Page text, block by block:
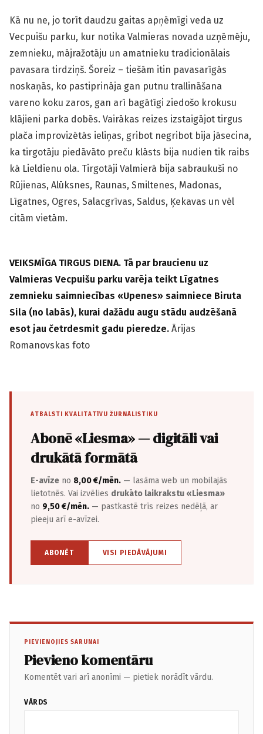
Kā nu ne, jo torīt daudzu gaitas apņēmīgi veda uz
Vecpuišu parku, kur notika Valmieras novada uzņēmēju,
zemnieku, mājražotāju un amatnieku tradicionālais
pavasara tirdziņš. Šoreiz – tiešām itin pavasarīgās
noskaņās, ko pastiprināja gan putnu trallināšana
vareno koku zaros, gan arī bagātīgi ziedošo krokusu
klājieni parka dobēs. Vairākas reizes izstaigājot tirgus
plača improvizētās ieliņas, gribot negribot bija jāsecina,
ka tirgotāju piedāvāto preču klāsts bija nudien tik raibs
kā Lieldienu ola. Tirgotāji Valmierā bija sabraukuši no
Rūjienas, Alūksnes, Raunas, Smiltenes, Madonas,
Līgatnes, Ogres, Salacgrīvas, Saldus, Ķekavas un vēl
citām vietām.
VEIKSMĪGA TIRGUS DIENA. Tā par braucienu uz
Valmieras Vecpuišu parku varēja teikt Līgatnes
zemnieku saimniecības «Upenes» saimniece Biruta
Sila (no labās), kurai dažādu augu stādu audzēšanā
esot jau četrdesmit gadu pieredze. Ārijas
Romanovskas foto
ATBALSTI KVALITATĪVU ŽURNĀLISTIKU
Abonē «Liesma» — digitāli vai
drukātā formātā
E-avīze no 8,00 €/mēn. — lasāma web un mobilajās
lietotnēs. Vai izvēlies drukāto laikrakstu «Liesma»
no 9,50 €/mēn. — pastkastē trīs reizes nedēļā, ar
pieeju arī e-avīzei.
ABONĒT VISI PIEDĀVĀJUMI
PIEVIENOJIES SARUNAI
Pievieno komentāru
Komentēt vari arī anonīmi — pietiek norādīt vārdu.
VĀRDS